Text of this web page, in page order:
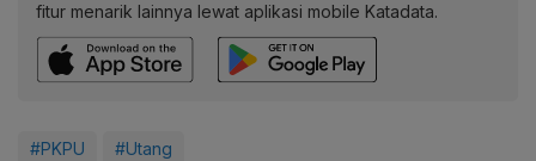
fitur menarik lainnya lewat aplikasi mobile Katadata.
#PKPU #Utang